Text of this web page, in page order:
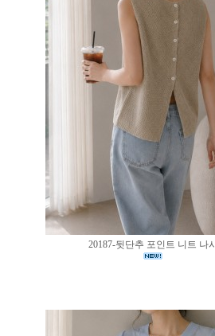
20187-뒷단추 포인트 니트 나시